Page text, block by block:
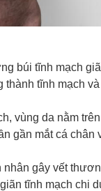
búi tĩnh mạch
tĩnh mạch
vùng da nằm
gần mắt cá chân
gây vết
tĩnh mạch chi